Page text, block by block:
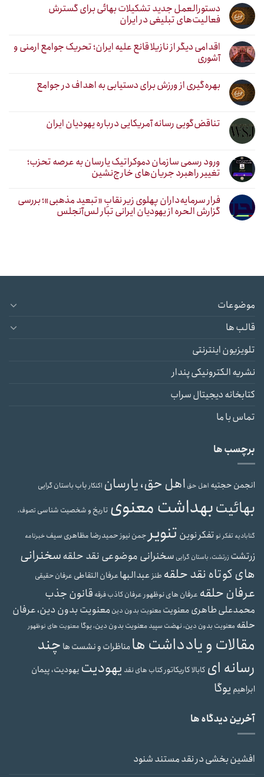
دستورالعمل جدید تشکیلات بهائی برای گسترش
فعالیت‌های تبلیغی در ایران
اقدامی دیگر از نازیلا قانع علیه ایران؛ تحریک جوامع ارمنی و
آشوری
بهره‌گیری از ورزش برای دستیابی به اهداف در جوامع
تناقض‌گویی رسانه آمریکایی درباره یهودیان ایران
ورود رسمی سازمان دموکراتیک یارسان به عرصه تحزب؛
تغییر راهبرد جریان‌های خارج‌نشین
فرار سرمایه‌داران پهلوی زیر نقابِ «تبعید مذهبی»؛ بررسی
گزارش الحره از یهودیان ایرانی تبار لس‌آنجلس
موضوعات
قالب ها
تلویزیون اینترنتی
نشریه الکترونیکی پندار
کتابخانه دیجیتال سراب
تماس با ما
برچسب ها
انجمن حجتیه اهل حق اهل حق، یارسان اکنکارباب باستان گرایی
بهائیتبهداشت معنوی تاریخ و شخصیت شناسی تصوف،
گنابادیه تفکر نوتفکر نوین تنویرجمن نیوزحمیدرضا مظاهری سیفخبرنامه
زرتشت زرتشت، باستان گرایی سخنرانی موضوعی نقد حلقهسخنرانی
های کوتاه نقد حلقه طنزعبدالبهاعرفان التقاطی عرفان حقیقی
عرفان حلقه عرفان های نوظهورعرفان کاذبفرقه قانون جذب
محمدعلی طاهریمعنویت معنویت بدون دین معنویت بدون دین، عرفان
حلقه معنویت بدون دین، نهضت سپیدمعنویت بدون دین، یوگا معنویت های نوظهور
مقالات و یادداشت هامناظرات و نشست ها چند
رسانه ای کابالاکاریکاتورکتاب های نقد یهودیت یهودیت، پیمان
ابراهیم یوگا
آخرین دیدگاه ها
افشین بخشیدرنقد مستند شنود